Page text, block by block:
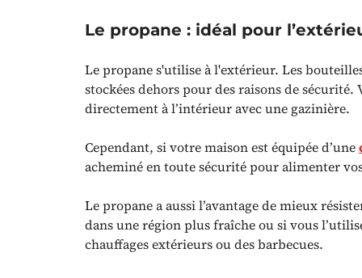
Le propane : idéal pour
Le propane s'utilise à l'extérieur. Les
stockées dehors pour des raisons de sécurité.
directement à l’intérieur avec une gazinière.
Cependant, si votre maison est équipée d’une
acheminé en toute sécurité pour alimenter
Le propane a aussi l’avantage de mieux
dans une région plus fraîche ou si vous
chauffages extérieurs ou des barbecues.